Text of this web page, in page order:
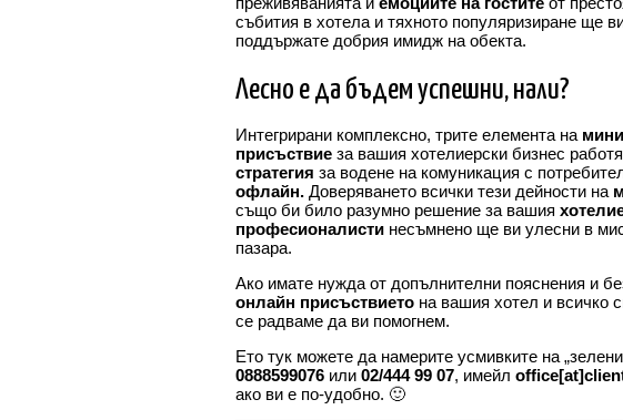
събития в хотела и тяхното популяризиране ще
поддържате добрия имидж на обекта.
Лесно е да бъдем успешни, нали?
Интегрирани комплексно, трите елемента на
присъствие за вашия хотелиерски бизнес
стратегия за водене на комуникация с
офлайн. Доверяването всички тези дейности на
също би било разумно решение за вашия
професионалисти несъмнено ще ви улесни в
пазара.
Ако имате нужда от допълнителни пояснения и
онлайн присъствието на вашия хотел и всичко
се радваме да ви помогнем.
Ето тук можете да намерите усмивките на
0888599076 или 02/444 99 07, имейл
ако ви е по-удобно. 🙂